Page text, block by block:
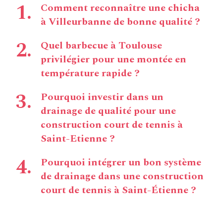
Comment reconnaître une chicha
à Villeurbanne de bonne qualité ?
Quel barbecue à Toulouse
privilégier pour une montée en
température rapide ?
Pourquoi investir dans un
drainage de qualité pour une
construction court de tennis à
Saint-Etienne ?
Pourquoi intégrer un bon système
de drainage dans une construction
court de tennis à Saint-Étienne ?